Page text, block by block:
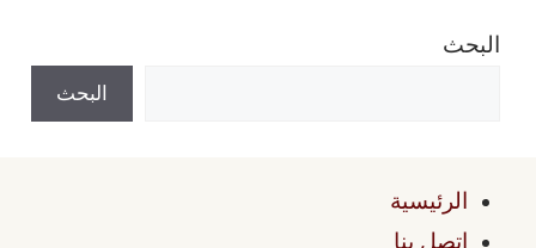
البحث
البحث
الرئيسية
اتصل بنا